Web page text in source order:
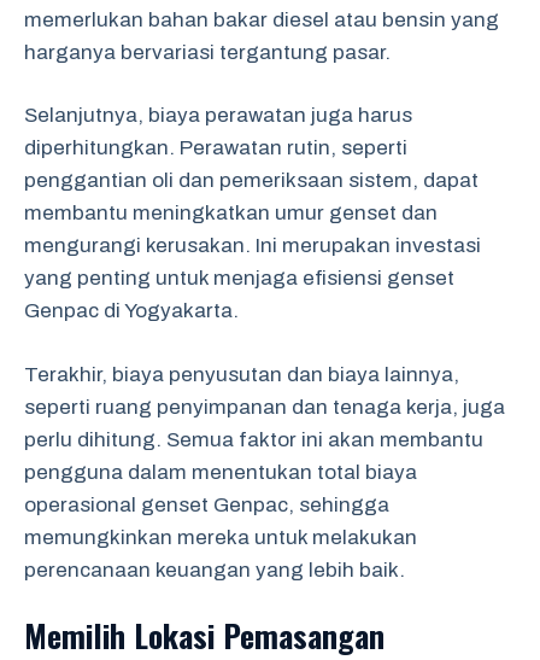
memerlukan bahan bakar diesel atau bensin yang
harganya bervariasi tergantung pasar.
Selanjutnya, biaya perawatan juga harus
diperhitungkan. Perawatan rutin, seperti
penggantian oli dan pemeriksaan sistem, dapat
membantu meningkatkan umur genset dan
mengurangi kerusakan. Ini merupakan investasi
yang penting untuk menjaga efisiensi genset
Genpac di Yogyakarta.
Terakhir, biaya penyusutan dan biaya lainnya,
seperti ruang penyimpanan dan tenaga kerja, juga
perlu dihitung. Semua faktor ini akan membantu
pengguna dalam menentukan total biaya
operasional genset Genpac, sehingga
memungkinkan mereka untuk melakukan
perencanaan keuangan yang lebih baik.
Memilih Lokasi Pemasangan